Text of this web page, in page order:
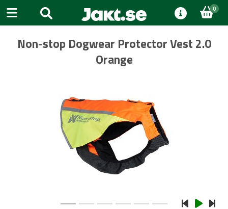
0
Non-stop Dogwear Protector Vest 2.0
Orange